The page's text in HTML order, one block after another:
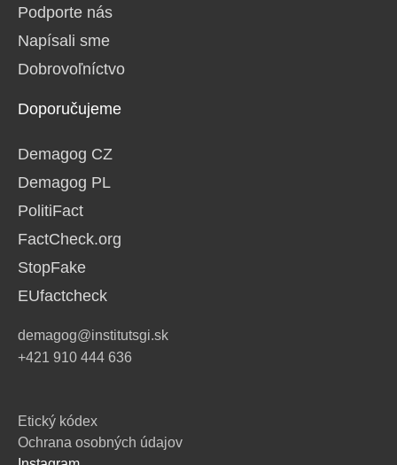
Podporte nás
Napísali sme
Dobrovoľníctvo
Doporučujeme
Demagog CZ
Demagog PL
PolitiFact
FactCheck.org
StopFake
EUfactcheck
demagog@institutsgi.sk
+421 910 444 636
Etický kódex
Ochrana osobných údajov